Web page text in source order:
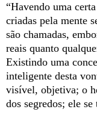
“Havendo uma
criadas pela mente
são chamadas,
reais quanto
Existindo uma
inteligente desta
visível, objetiva; o
dos segredos; ele